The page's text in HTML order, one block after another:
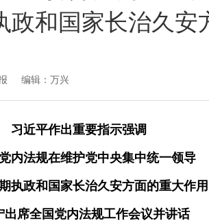
和国家长治久安
编辑：万兴
习近平作出重要指示强调
内法规在维护党中央集中统一领导
执政和国家长治久安方面的重大作用
出席全国党内法规工作会议并讲话